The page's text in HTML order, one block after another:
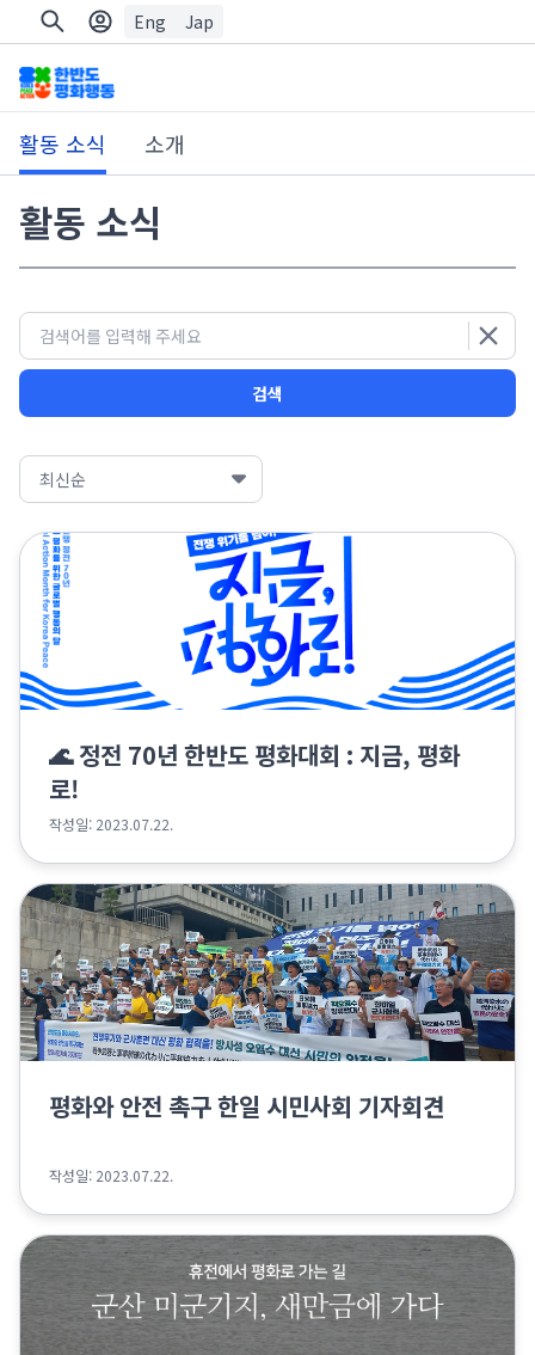
Eng Jap
활동 소식 소개
활동 소식
검색
🌊 정전 70년 한반도 평화대회 : 지금, 평화
로!
작성일: 2023.07.22.
평화와 안전 촉구 한일 시민사회 기자회견
작성일: 2023.07.22.